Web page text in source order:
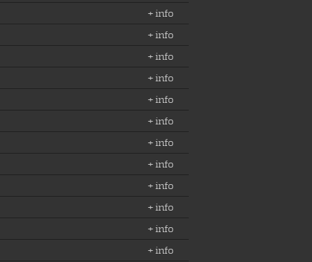
+ info
+ info
+ info
+ info
+ info
+ info
+ info
+ info
+ info
+ info
+ info
+ info